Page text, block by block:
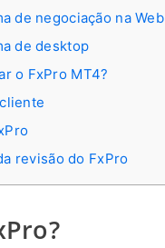
de negociação na Web
de desktop
o FxPro MT4?
revisão do FxPro